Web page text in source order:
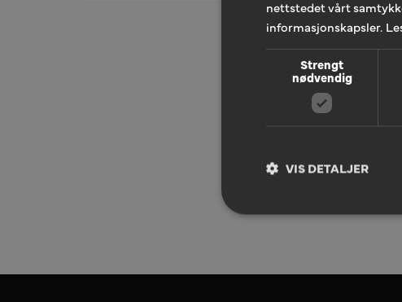
nettstedet vårt
informasjonskapsler.
Strengt
nødvendig
VIS DETALJER